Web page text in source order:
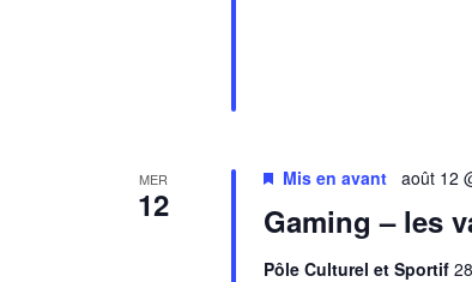
MER
12 Gaming – les
Mis en avant août 12
Pôle Culturel et Sportif